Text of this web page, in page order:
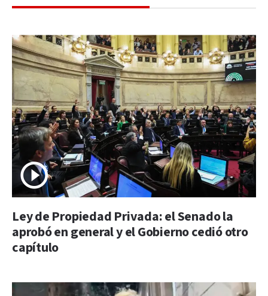
Ley de Propiedad Privada: el Senado la
aprobó en general y el Gobierno cedió otro
capítulo